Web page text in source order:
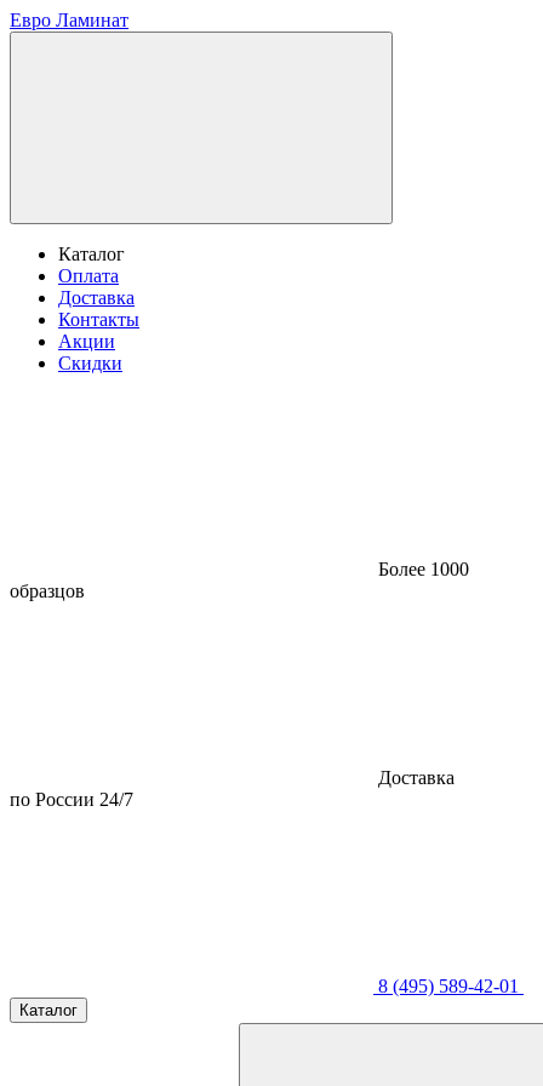
Евро Ламинат
Каталог
Оплата
Доставка
Контакты
Акции
Скидки
Более 1000
образцов
Доставка
по России 24/7
8 (495) 589-42-01
Каталог